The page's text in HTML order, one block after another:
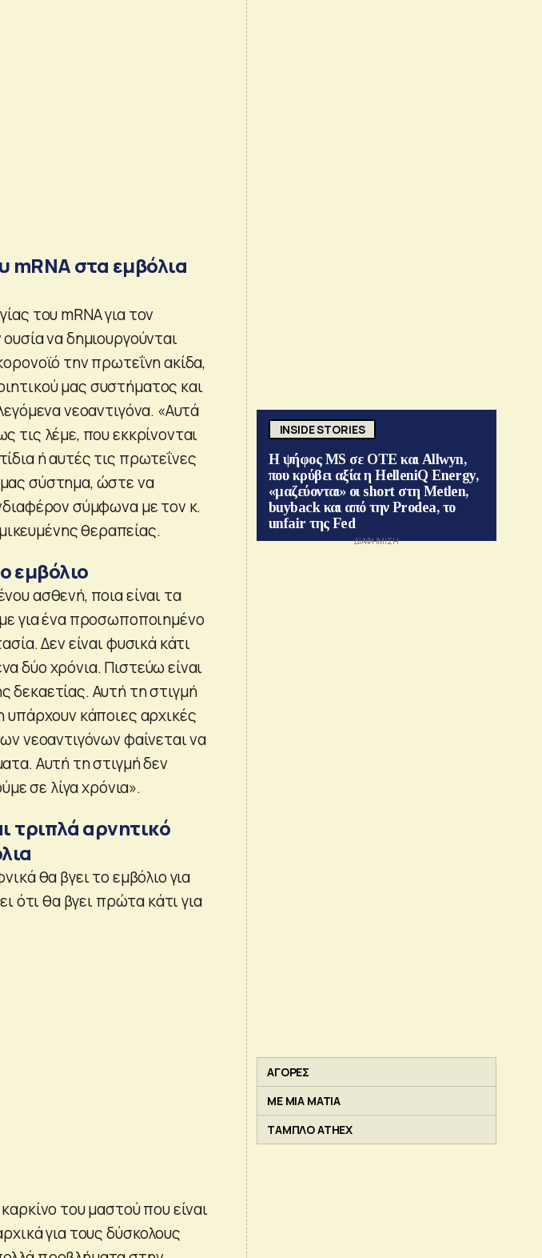
mRNA στα εμβόλια
του mRNA για τον
να δημιουργούνται
την πρωτεΐνη ακίδα,
μας συστήματος και
νεοαντιγόνα. «Αυτά
τις λέμε, που εκκρίνονται
ή αυτές τις πρωτεΐνες
σύστημα, ώστε να
σύμφωνα με τον κ.
θεραπείας.
εμβόλιο
ασθενή, ποια είναι τα
για ένα προσωποποιημένο
Δεν είναι φυσικά κάτι
δύο χρόνια. Πιστεύω είναι
δεκαετίας. Αυτή τη στιγμή
υπάρχουν κάποιες αρχικές
νεοαντιγόνων φαίνεται να
Αυτή τη στιγμή δεν
σε λίγα χρόνια».
τριπλά αρνητικό
θα βγει το εμβόλιο για
ότι θα βγει πρώτα κάτι για
του μαστού που είναι
για τους δύσκολους
INSIDE STORIES
Η ψήφος MS σε ΟΤΕ και Allwyn,
που κρύβει αξία η HelleniQ Energy,
«μαζεύονται» οι short στη Metlen,
buyback και από την Prodea, το
unfair της Fed
ΑΓΟΡΕΣ
ΜΕ ΜΙΑ ΜΑΤΙΑ
ΤΑΜΠΛΟ ATHEX